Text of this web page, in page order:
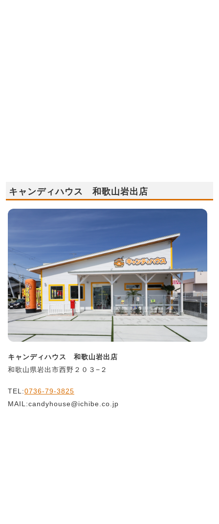
キャンディハウス 和歌山岩出店
キャンディハウス 和歌山岩出店
和歌山県岩出市西野２０３−２
TEL:0736-79-3825
MAIL:candyhouse@ichibe.co.jp